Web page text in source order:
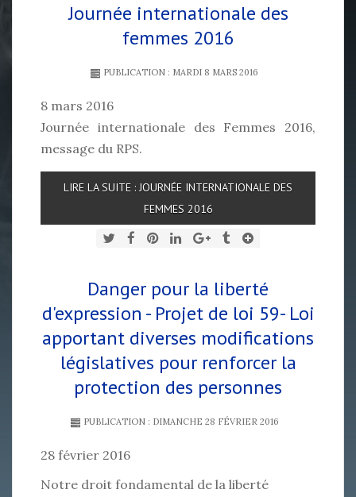
Journée internationale des
femmes 2016
PUBLICATION : MARDI 8 MARS 2016
8 mars 2016
Journée internationale des Femmes 2016,
message du RPS.
LIRE LA SUITE : JOURNÉE INTERNATIONALE DES
FEMMES 2016
Danger pour la liberté
d'expression - Projet de loi 59- Loi
apportant diverses modifications
législatives pour renforcer la
protection des personnes
PUBLICATION : DIMANCHE 28 FÉVRIER 2016
28 février 2016
Notre droit fondamental de la liberté